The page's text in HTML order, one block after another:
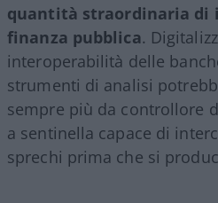
quantità straordinaria di
finanza pubblica.
interoperabilità delle
strumenti di analisi
sempre più da controllore
a sentinella capace di
sprechi prima che si